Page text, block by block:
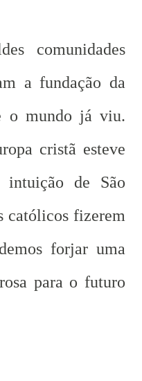
comunidades
a fundação da
o mundo já viu.
cristã esteve
intuição de São
católicos fizerem
forjar uma
para o futuro